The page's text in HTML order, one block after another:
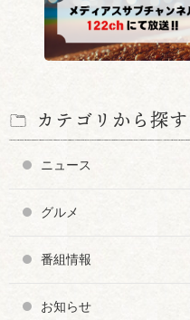
カテゴリから探す
ニュース
グルメ
番組情報
お知らせ